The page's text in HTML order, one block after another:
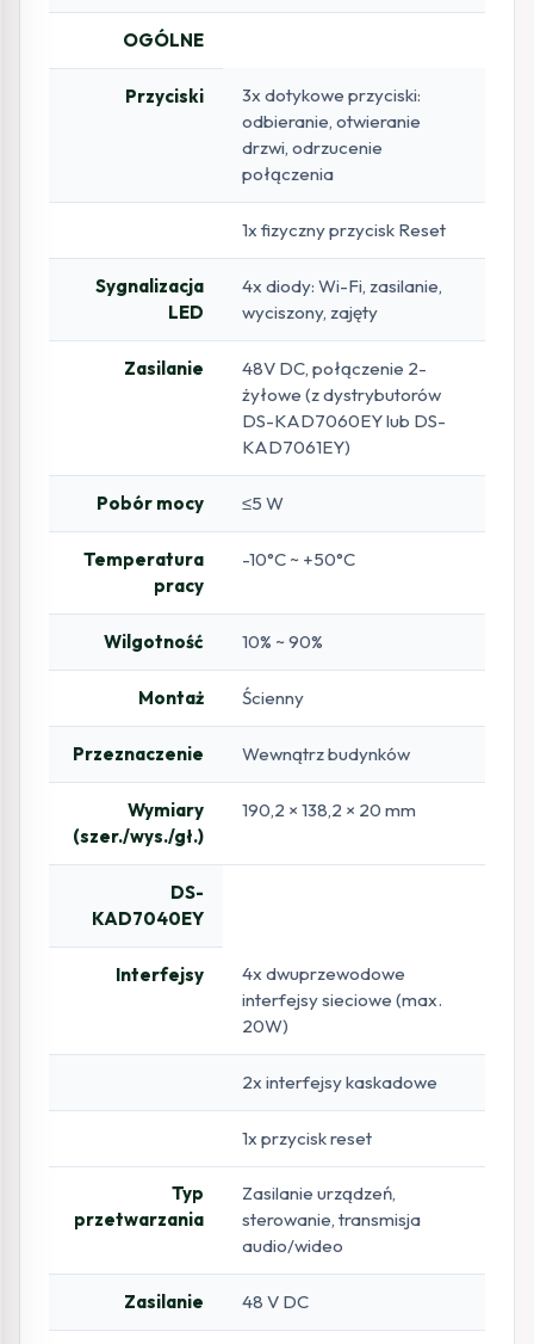
OGÓLNE
Przyciski
3x dotykowe przyciski:
odbieranie, otwieranie
drzwi, odrzucenie
połączenia
1x fizyczny przycisk Reset
Sygnalizacja
LED
4x diody: Wi-Fi, zasilanie,
wyciszony, zajęty
Zasilanie
48V DC, połączenie 2-
żyłowe (z dystrybutorów
DS-KAD7060EY lub DS-
KAD7061EY)
Pobór mocy ≤5 W
Temperatura
pracy
-10°C ~ +50°C
Wilgotność 10% ~ 90%
Montaż Ścienny
Przeznaczenie Wewnątrz budynków
Wymiary
(szer./wys./gł.)
190,2 × 138,2 × 20 mm
DS-
KAD7040EY
Interfejsy
4x dwuprzewodowe
interfejsy sieciowe (max.
20W)
2x interfejsy kaskadowe
1x przycisk reset
Typ
przetwarzania
Zasilanie urządzeń,
sterowanie, transmisja
audio/wideo
Zasilanie 48 V DC